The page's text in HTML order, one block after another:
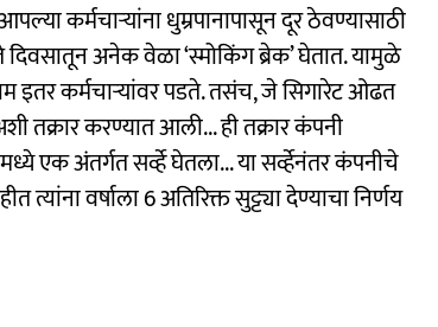
कर्मचाऱ्यांना धुम्रपानापासून दूर ठेवण्यासाठी
दिवसातून अनेक वेळा ‘स्मोकिंग ब्रेक’ घेतात. यामुळे
इतर कर्मचाऱ्यांवर पडते. तसंच, जे सिगारेट ओढत
तक्रार करण्यात आली... ही तक्रार कंपनी
एक अंतर्गत सर्व्हे घेतला... या सर्व्हेनंतर कंपनीचे
वर्षाला 6 अतिरिक्त सुट्ट्या देण्याचा निर्णय